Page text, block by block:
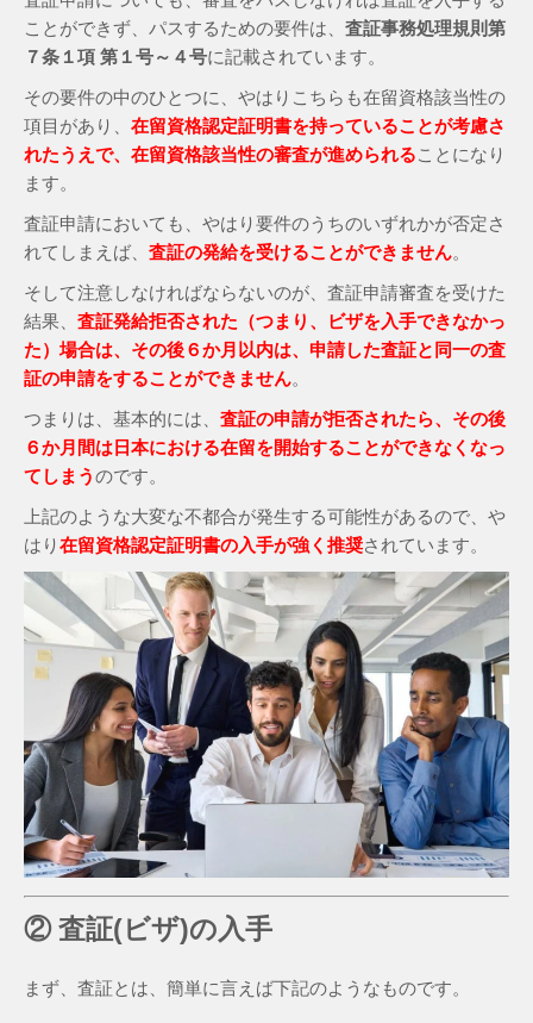
ことができず、パスするための要件は、 査証事務処理規則第
７条１項 第１号～４号に記載されています。
その要件の中のひとつに、やはりこちらも在留資格該当性の
項目があり、 在留資格認定証明書を持っていることが考慮さ
れたうえで、在留資格該当性の審査が進められることになり
ます。
査証申請においても、やはり要件のうちのいずれかが否定さ
れてしまえば、 査証の発給を受けることができません。
そして注意しなければならないのが、査証申請審査を受けた
結果、 査証発給拒否された（つまり、ビザを入手できなかっ
た）場合は、その後６か月以内は、申請した査証と同一の査
証の申請をすることができません。
つまりは、基本的には、 査証の申請が拒否されたら、その後
６か月間は日本における在留を開始することができなくなっ
てしまうのです。
上記のような大変な不都合が発生する可能性があるので、や
はり在留資格認定証明書の入手が強く推奨されています。
② 査証(ビザ)の入手
まず、査証とは、簡単に言えば下記のようなものです。